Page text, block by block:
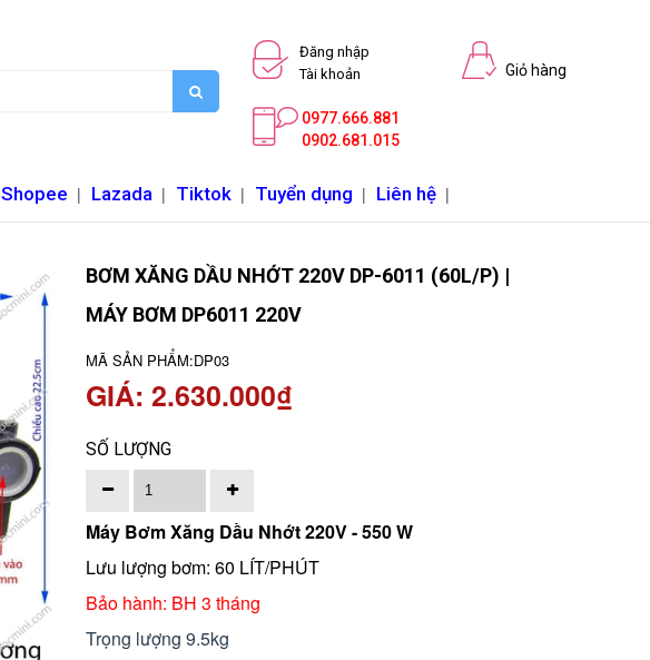
Đăng nhập
Tài khoản
Giỏ hàng
0977.666.881
0902.681.015
Shopee | Lazada | Tiktok | Tuyển dụng | Liên hệ |
BƠM XĂNG DẦU NHỚT 220V DP-6011 (60L/P) |
MÁY BƠM DP6011 220V
MÃ SẢN PHẨM:DP03
GIÁ: 2.630.000₫
SỐ LƯỢNG
Máy Bơm Xăng Dầu Nhớt 220V - 550 W
Lưu lượng bơm: 60 LÍT/PHÚT
Bảo hành: BH 3 tháng
Trọng lượng 9.5kg